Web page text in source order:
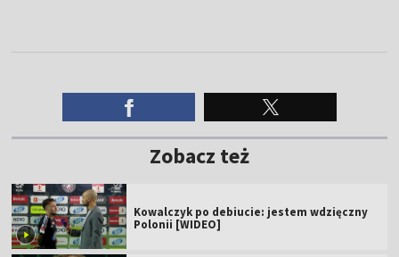
Zobacz też
Kowalczyk po debiucie: jestem wdzięczny
Polonii [WIDEO]